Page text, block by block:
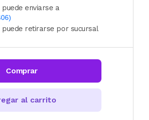
enviarse a
(sólo números)
CALCULAR
retirarse por sucursal
Comprar
al carrito